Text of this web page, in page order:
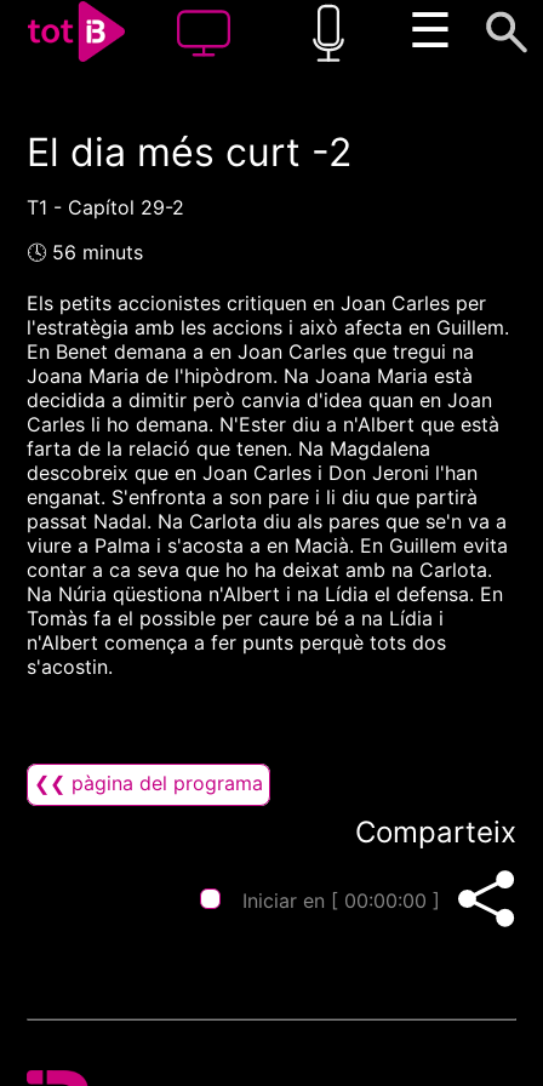
☰
00:00 00:00
1x
El dia més curt -2
T1 - Capítol 29-2
🕓 56 minuts
Els petits accionistes critiquen en Joan Carles per
l'estratègia amb les accions i això afecta en Guillem.
En Benet demana a en Joan Carles que tregui na
Joana Maria de l'hipòdrom. Na Joana Maria està
decidida a dimitir però canvia d'idea quan en Joan
Carles li ho demana. N'Ester diu a n'Albert que està
farta de la relació que tenen. Na Magdalena
descobreix que en Joan Carles i Don Jeroni l'han
enganat. S'enfronta a son pare i li diu que partirà
passat Nadal. Na Carlota diu als pares que se'n va a
viure a Palma i s'acosta a en Macià. En Guillem evita
contar a ca seva que ho ha deixat amb na Carlota.
Na Núria qüestiona n'Albert i na Lídia el defensa. En
Tomàs fa el possible per caure bé a na Lídia i
n'Albert comença a fer punts perquè tots dos
s'acostin.
❮❮ pàgina del programa
Comparteix
Iniciar en [ 00:00:00 ]